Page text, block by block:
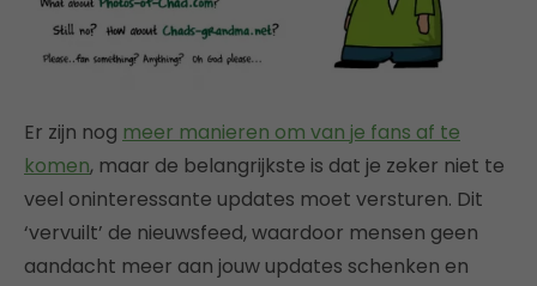
Er zijn nog meer manieren om van je fans af te
komen, maar de belangrijkste is dat je zeker niet te
veel oninteressante updates moet versturen. Dit
‘vervuilt’ de nieuwsfeed, waardoor mensen geen
aandacht meer aan jouw updates schenken en